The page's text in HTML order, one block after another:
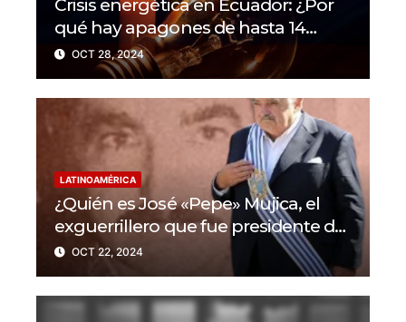
Crisis energética en Ecuador: ¿Por
qué hay apagones de hasta 14
horas al día?
OCT 28, 2024
LATINOAMÉRICA
¿Quién es José «Pepe» Mujica, el
exguerrillero que fue presidente de
Uruguay?
OCT 22, 2024